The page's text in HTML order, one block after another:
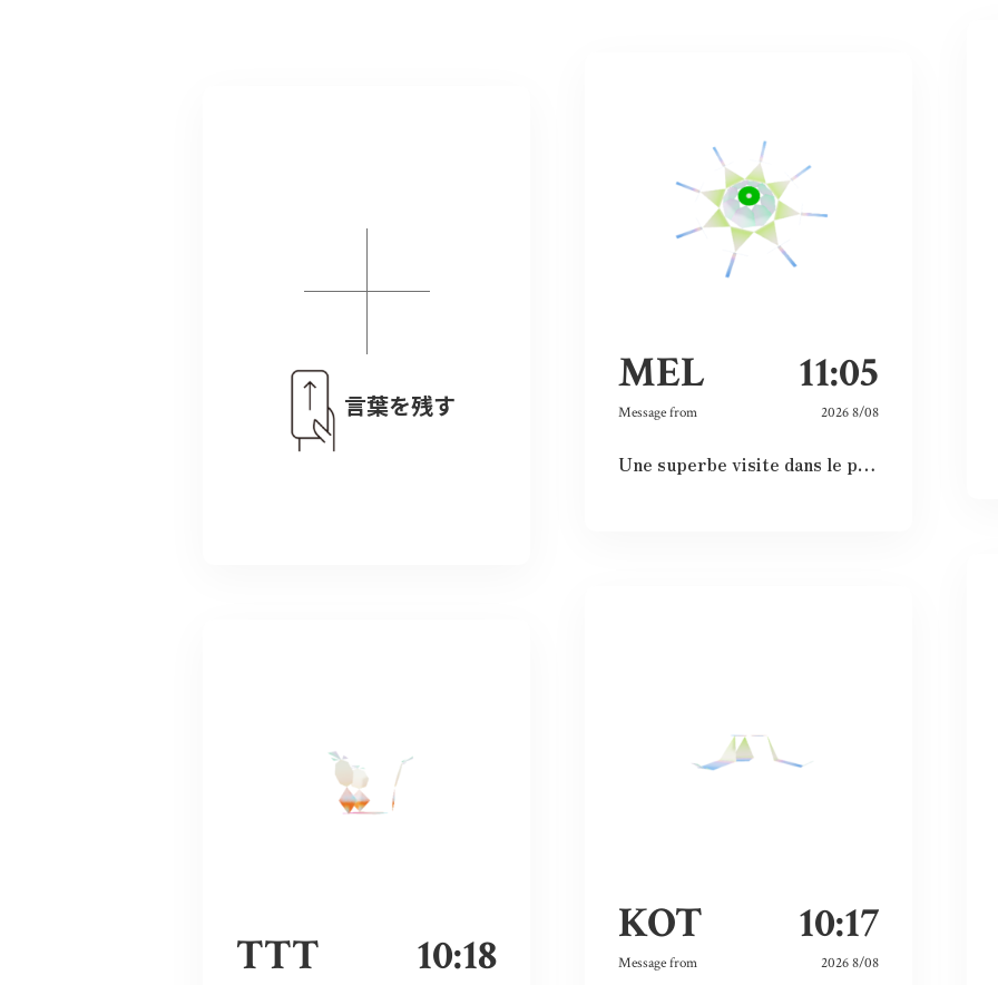
言葉を残す
MEL 11:05
Message from 2026 8/08
Une superbe visite dans le passé, le présent et le futur. Les images et vidéos sont sublimes et nous rappellent l’histoire passée.
TTT 10:18
KOT 10:17
Message from 2026 8/08